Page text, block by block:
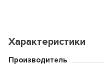
Характеристики
Производитель